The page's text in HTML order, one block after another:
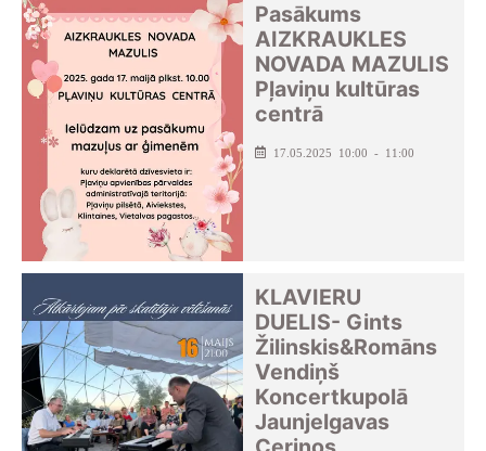
Pasākums
AIZKRAUKLES
NOVADA MAZULIS
Pļaviņu kultūras
centrā
17.05.2025 10:00 - 11:00
KLAVIERU
DUELIS- Gints
Žilinskis&Romāns
Vendiņš
Koncertkupolā
Jaunjelgavas